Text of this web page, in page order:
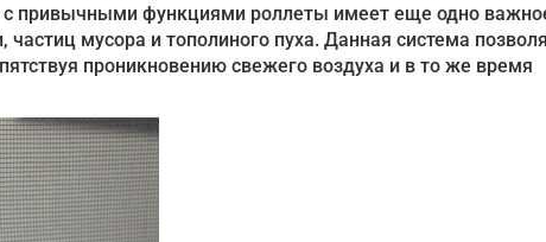
привычными функциями роллеты имеет еще одно
мусора и тополиного пуха. Данная система
проникновению свежего воздуха и в то же время